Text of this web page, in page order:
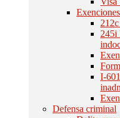
245i
I-
Defensa criminal